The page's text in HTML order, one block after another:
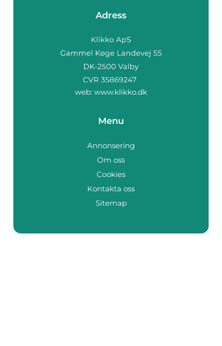
Adress
web: www.klikko.dk
Menu
Annonsering
Om oss
Cookies
Kontakta oss
Sitemap